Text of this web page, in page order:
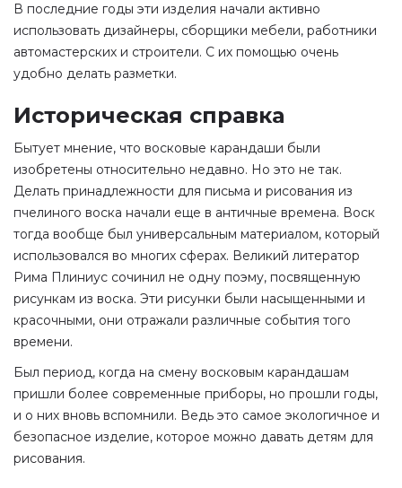
В последние годы эти изделия начали активно
использовать дизайнеры, сборщики мебели, работники
автомастерских и строители. С их помощью очень
удобно делать разметки.
Историческая справка
Бытует мнение, что восковые карандаши были
изобретены относительно недавно. Но это не так.
Делать принадлежности для письма и рисования из
пчелиного воска начали еще в античные времена. Воск
тогда вообще был универсальным материалом, который
использовался во многих сферах. Великий литератор
Рима Плиниус сочинил не одну поэму, посвященную
рисункам из воска. Эти рисунки были насыщенными и
красочными, они отражали различные события того
времени.
Был период, когда на смену восковым карандашам
пришли более современные приборы, но прошли годы,
и о них вновь вспомнили. Ведь это самое экологичное и
безопасное изделие, которое можно давать детям для
рисования.